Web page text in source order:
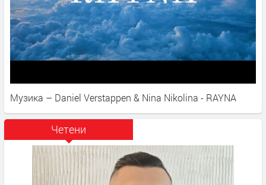
Музика – Daniel Verstappen & Nina Nikolina - RAYNA
Четени